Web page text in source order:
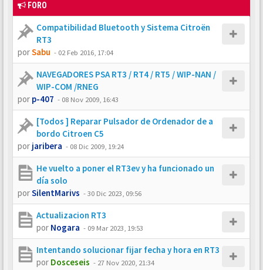
FORO
Compatibilidad Bluetooth y Sistema Citroën
RT3
porSabu - 02 Feb 2016, 17:04
NAVEGADORES PSA RT3 / RT4 / RT5 / WIP-NAN /
WIP-COM /RNEG
por p-407 - 08 Nov 2009, 16:43
[Todos ] Reparar Pulsador de Ordenador de a
bordo Citroen C5
por jaribera - 08 Dic 2009, 19:24
He vuelto a poner el RT3ev y ha funcionado un
día solo
porSilentMarivs -30 Dic 2023, 09:56
Actualizacion RT3
por Nogara - 09 Mar 2023, 19:53
Intentando solucionar fijar fecha y hora en RT3
por Dosceseis - 27 Nov 2020, 21:34